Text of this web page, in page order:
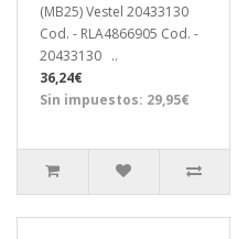
(MB25) Vestel 20433130
Cod. - RLA4866905 Cod. -
20433130 ..
36,24€
Sin impuestos: 29,95€